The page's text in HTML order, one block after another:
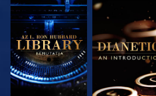
A SOROZAT
RÉSZEI
A SOROZAT
RÉSZEI